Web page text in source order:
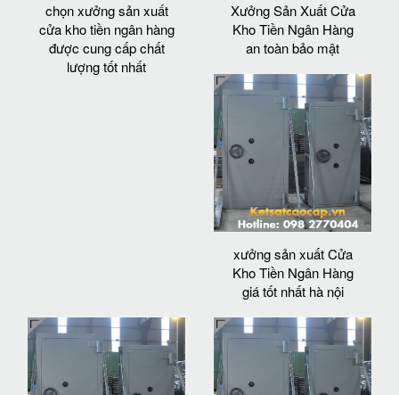
chọn xưởng sản xuất
cửa kho tiền ngân hàng
được cung cấp chất
lượng tốt nhất
Xưởng Sản Xuất Cửa
Kho Tiền Ngân Hàng
an toàn bảo mật
xưởng sản xuất Cửa
Kho Tiền Ngân Hàng
giá tốt nhất hà nội